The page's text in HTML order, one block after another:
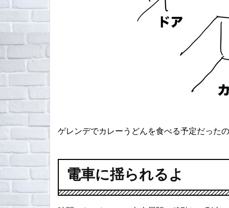
ゲレンデでカレーうどんを食べる予定だった
電車に揺られるよ